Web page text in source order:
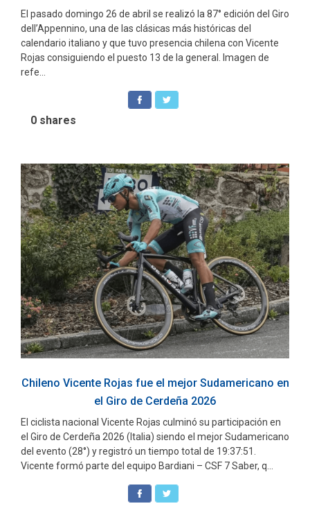
El pasado domingo 26 de abril se realizó la 87° edición del Giro
dell’Appennino, una de las clásicas más históricas del
calendario italiano y que tuvo presencia chilena con Vicente
Rojas consiguiendo el puesto 13 de la general. Imagen de
refe...
0 shares
Chileno Vicente Rojas fue el mejor Sudamericano en
el Giro de Cerdeña 2026
El ciclista nacional Vicente Rojas culminó su participación en
el Giro de Cerdeña 2026 (Italia) siendo el mejor Sudamericano
del evento (28°) y registró un tiempo total de 19:37:51.
Vicente formó parte del equipo Bardiani – CSF 7 Saber, q...